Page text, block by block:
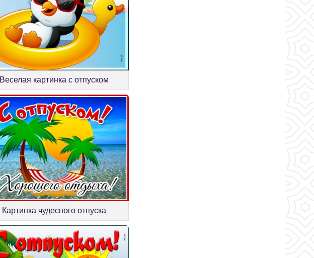
Веселая картинка с отпуском
Картинка чудесного отпуска